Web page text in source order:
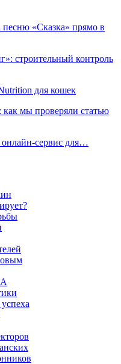
«Сказка» прямо в
строительный контроль
для кошек
как мы проверяли статью
онлайн-сервис для…